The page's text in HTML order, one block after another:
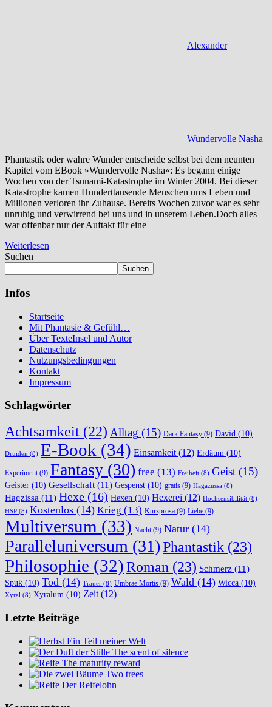
Alexander
Wundervolle Nasha
Phantastik oder wahre Wunder entscheide selbst bei dem neunten
Kapitel vom EBook »Wundervolle Nasha«: Es begann einige
Wochen von der Tsunami-Katastrophe im Winter 2004. Bei dieser
Katastrophe kamen Hunderttausende Menschen ums Leben und
Millionen verloren ihr Zuhause. Bereits Wochen zuvor war es sehr
unruhig und verwirrend bei uns und in unserem Leben.Doch alles
war offenbar nur der Auftakt für eine
Weiterlesen
Suchen
Suchen
Infos
Startseite
Mit Phantasie & Gefühl…
Über TexteInsel und Autor
Datenschutz
Nutzungsbedingungen
Kontakt
Impressum
Schlagwörter
Achtsamkeit (22) Alltag (15) Dark Fantasy (9) David (10)
Druiden (8) E-Book (34) Einsamkeit (12) Erdäum (10)
Experiment(9) Fantasy (30) free (13) Freiheit (8) Geist (15)
Geister (10) Gesellschaft (11) Gespenst (10) gratis (9) Hagazussa (8)
Hagzissa (11) Hexe (16) Hexen (10) Hexerei (12) Hochsensibilität (8)
HSP (8) Kostenlos (14) Krieg (13) Kurzprosa (9) Liebe (9)
Multiversum (33) Nacht(9) Natur (14)
Paralleluniversum (31)Phantastik (23)
Philosophie (32)Roman (23) Schmerz (11)
Spuk (10) Tod (14) Trauer (8) Umbrae Mortis (9) Wald (14) Wicca (10)
Xyral (8) Xyralum (10) Zeit (12)
Letzte Beiträge
Ein Teil meiner Welt
The scent of silence
The maturity reward
Two trees
Der Reifelohn